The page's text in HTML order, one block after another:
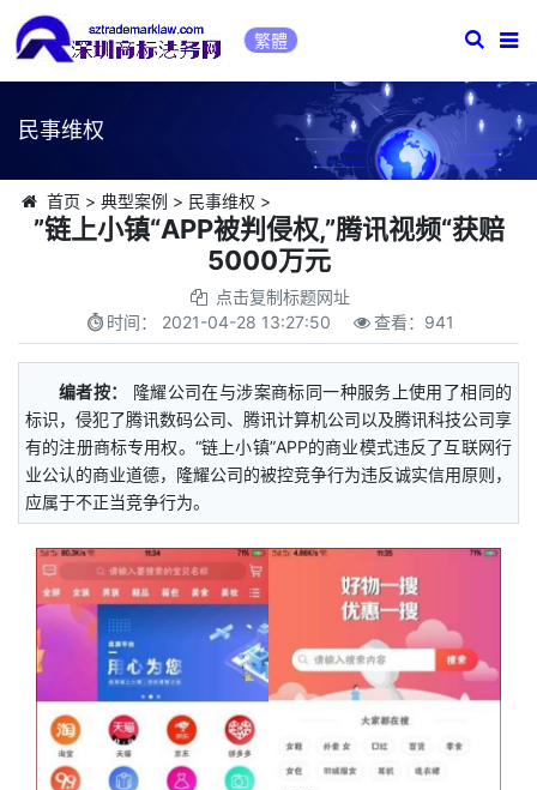
繁體
民事维权
首页 > 典型案例 > 民事维权 >
”链上小镇“APP被判侵权,”腾讯视频“获赔
5000万元
点击复制标题网址
时间： 2021-04-28 13:27:50 查看： 941
编者按：
隆耀公司在与涉案商标同一种服务上使用了相同的
标识，侵犯了腾讯数码公司、腾讯计算机公司以及腾讯科技公司享
有的注册商标专用权。“链上小镇”APP的商业模式违反了互联网行
业公认的商业道德，隆耀公司的被控竞争行为违反诚实信用原则，
应属于不正当竞争行为。